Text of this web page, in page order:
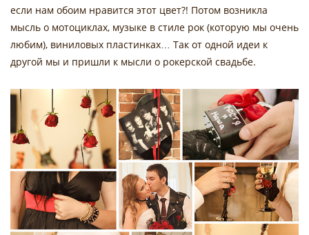
если нам обоим нравится этот цвет?! Потом возникла
мысль о мотоциклах, музыке в стиле рок (которую мы очень
любим), виниловых пластинках… Так от одной идеи к
другой мы и пришли к мысли о рокерской свадьбе.